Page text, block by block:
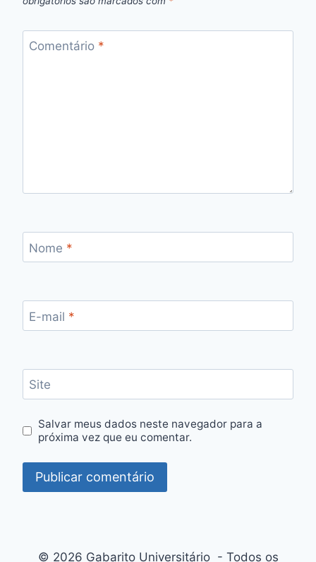
Comentário *
Nome *
E-mail *
Site
Salvar meus dados neste navegador para a
próxima vez que eu comentar.
© 2026 Gabarito Universitário - Todos os